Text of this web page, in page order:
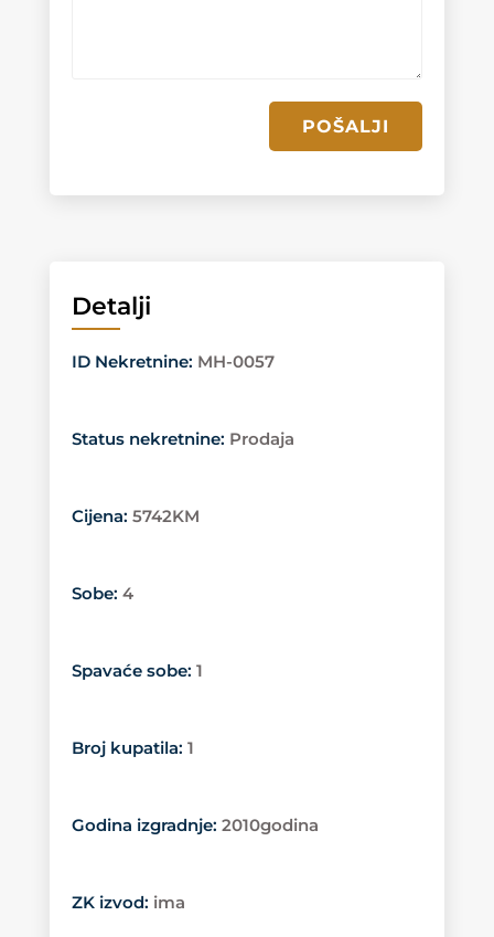
POŠALJI
Detalji
ID Nekretnine: MH-0057
Status nekretnine: Prodaja
Cijena: 5742KM
Sobe: 4
Spavaće sobe: 1
Broj kupatila: 1
Godina izgradnje: 2010godina
ZK izvod: ima